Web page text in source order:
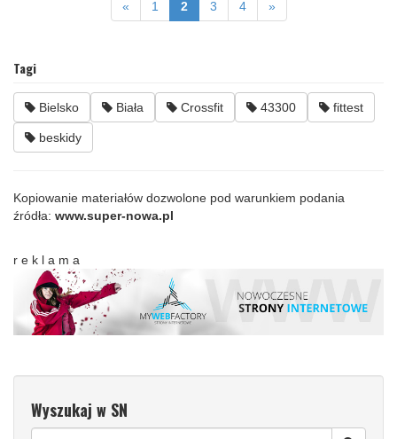
« 1 2 3 4 »
Tagi
Bielsko Biała Crossfit 43300 fittest
beskidy
Kopiowanie materiałów dozwolone pod warunkiem podania
źródła: www.super-nowa.pl
r e k l a m a
Wyszukaj w SN